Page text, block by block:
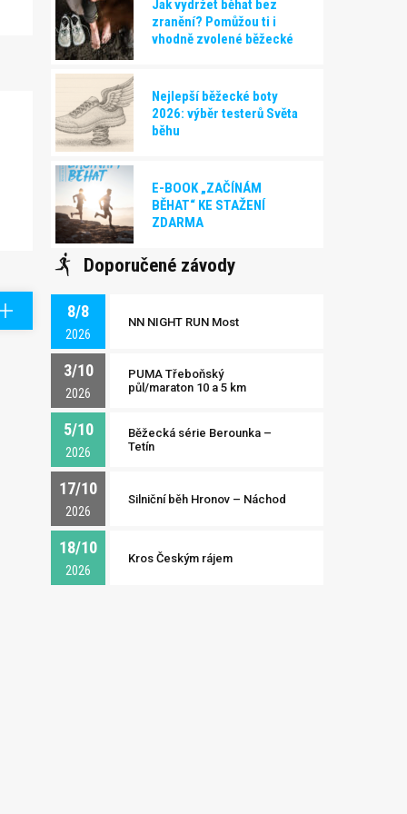
Jak vydržet běhat bez
zranění? Pomůžou ti i
vhodně zvolené běžecké
Nejlepší běžecké boty
2026: výběr testerů Světa
běhu
E-BOOK „ZAČÍNÁM
BĚHAT“ KE STAŽENÍ
ZDARMA
Doporučené závody
8/8
2026
NN NIGHT RUN Most
3/10
2026
PUMA Třeboňský
půl/maraton 10 a 5 km
5/10
2026
Běžecká série Berounka –
Tetín
17/10
2026
Silniční běh Hronov – Náchod
18/10
2026
Kros Českým rájem